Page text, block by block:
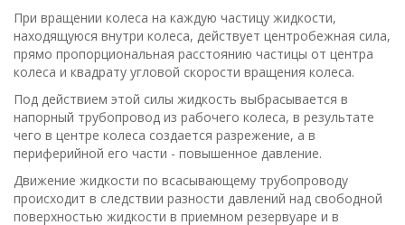
При вращении колеса на каждую частицу жидкости,
находящуюся внутри колеса, действует центробежная сила,
прямо пропорциональная расстоянию частицы от центра
колеса и квадрату угловой скорости вращения колеса.
Под действием этой силы жидкость выбрасывается в
напорный трубопровод из рабочего колеса, в результате
чего в центре колеса создается разрежение, а в
периферийной его части - повышенное давление.
Движение жидкости по всасывающему трубопроводу
происходит в следствии разности давлений над свободной
поверхностью жидкости в приемном резервуаре и в